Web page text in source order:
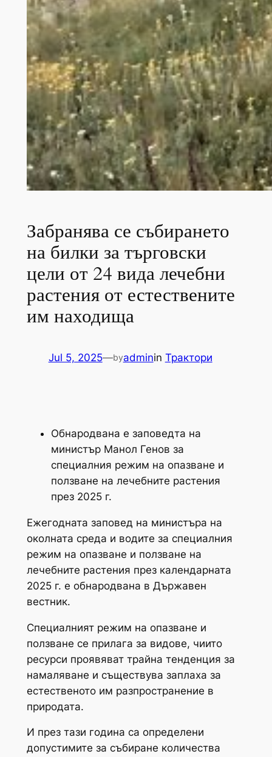
Забранява се събирането
на билки за търговски
цели от 24 вида лечебни
растения от естествените
им находища
Jul 5, 2025—byadminin Трактори
Обнародвана е заповедта на
министър Манол Генов за
специалния режим на опазване и
ползване на лечебните растения
през 2025 г.
Ежегодната заповед на министъра на
околната среда и водите за специалния
режим на опазване и ползване на
лечебните растения през календарната
2025 г. е обнародвана в Държавен
вестник.
Специалният режим на опазване и
ползване се прилага за видове, чиито
ресурси проявяват трайна тенденция за
намаляване и съществува заплаха за
естественото им разпространение в
природата.
И през тази година са определени
допустимите за събиране количества